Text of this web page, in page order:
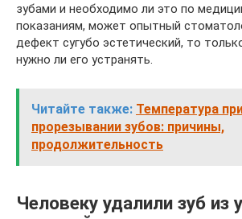
зубами и необходимо ли это по
показаниям, может опытный
дефект сугубо эстетический, то
нужно ли его устранять.
Читайте также: Температура
прорезывании зубов: причины,
продолжительность
Человеку удалили зуб из